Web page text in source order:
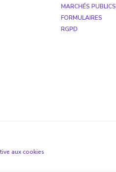
MARCHÉS PUBLICS
FORMULAIRES
RGPD
aux cookies